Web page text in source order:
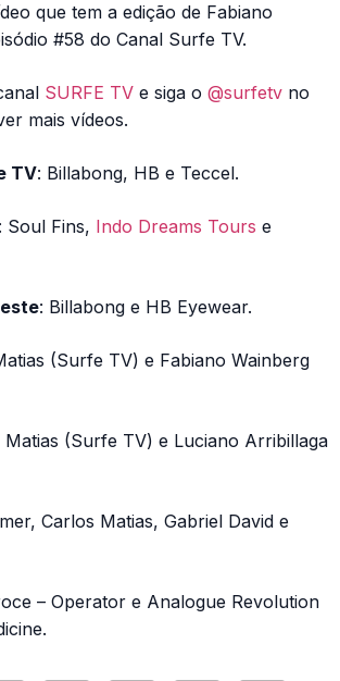
que tem a edição de Fabiano
#58 do Canal Surfe TV.
SURFE TV e siga o @surfetv no
mais vídeos.
TV: Billabong, HB e Teccel.
: Soul Fins, Indo Dreams Tours e
: Billabong e HB Eyewear.
(Surfe TV) e Fabiano Wainberg
Matias (Surfe TV) e Luciano Arribillaga
Carlos Matias, Gabriel David e
– Operator e Analogue Revolution